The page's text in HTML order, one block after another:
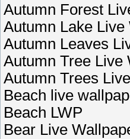
Autumn Forest
Autumn Lake Live
Autumn Leaves
Autumn Tree Live
Autumn Trees
Beach live
Beach LWP
Bear Live